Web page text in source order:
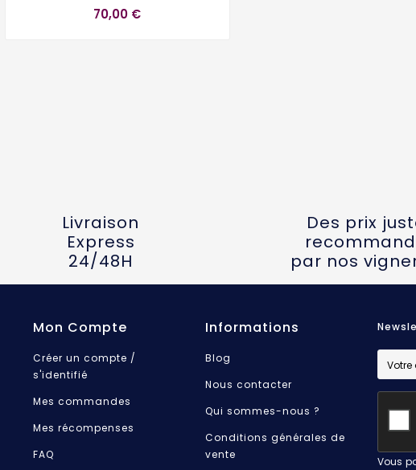
70,00 €
Livraison
Express
24/48H
Des prix
par nos
Mon Compte
Créer un compte /
s'identifié
Mes commandes
Mes récompenses
FAQ
Informations
Blog
Nous contacter
Qui sommes-nous ?
Conditions générales de
vente
Vous